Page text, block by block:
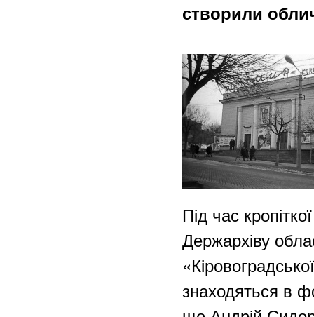
створили
Під час
Держархіву
знаходяться в